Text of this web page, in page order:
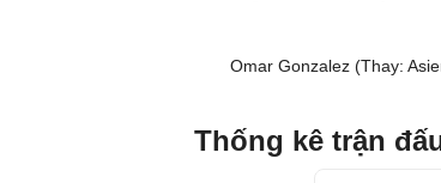
Omar Gonzalez (Thay:
Thống kê trận